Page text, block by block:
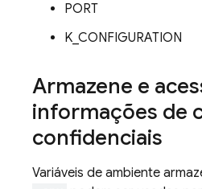
PORT
K_CONFIGURATION
Armazene e
informações de
confidenciais
Variáveis de ambiente